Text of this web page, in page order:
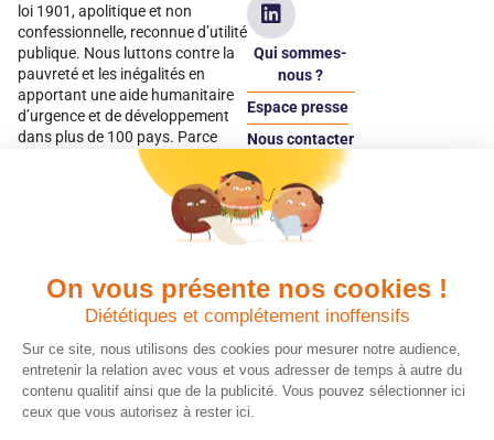
On vous présente nos cookies !
Diététiques et complétement inoffensifs
Sur ce site, nous utilisons des cookies pour mesurer notre audience,
entretenir la relation avec vous et vous adresser de temps à autre du
contenu qualitif ainsi que de la publicité. Vous pouvez sélectionner ici
ceux que vous autorisez à rester ici.
loi 1901, apolitique et non
confessionnelle, reconnue d’utilité
publique. Nous luttons contre la
pauvreté et les inégalités en
apportant une aide humanitaire
d’urgence et de développement
dans plus de 100 pays. Parce
qu’elles sont les premières
victimes des inégalités, CARE met
les femmes et les filles au cœur
Qui sommes-
nous ?
Espace presse
Nous contacter
Espace
donateur
Quels avantages fiscaux ?
Chaque don effectué à une
association reconnue d’utilité
publique comme CARE, est
déductible jusqu’à 75 % de l’impôt
sur le revenu. Modalités de
déduction, déclaration des dons
Donner en confiance
Vos dons sont
déductibles à 75 % de
vos impôts. Depuis
plus de 15 ans, CARE
France est une